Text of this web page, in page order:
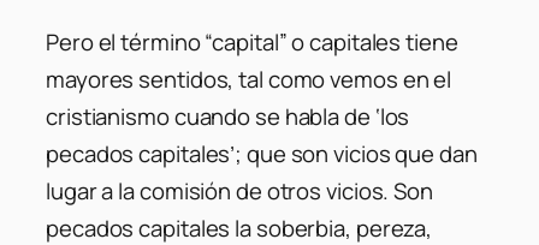
Pero el término “capital” o capitales tiene
mayores sentidos, tal como vemos en el
cristianismo cuando se habla de ‘los
pecados capitales’; que son vicios que dan
lugar a la comisión de otros vicios. Son
pecados capitales la soberbia, pereza,